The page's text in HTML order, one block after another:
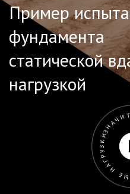
Пример
фундамента
статической
нагрузкой